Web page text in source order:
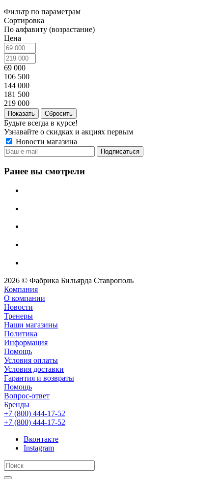
Фильтр по параметрам
Сортировка
По алфавиту (возрастание)
Цена
69 000
106 500
144 000
181 500
219 000
Сбросить
Будьте всегда в курсе!
Узнавайте о скидках и акциях первым
Новости магазина
Ранее вы смотрели
2026 © Фабрика Бильярда Ставрополь
Компания
О компании
Новости
Тренеры
Наши магазины
Политика
Информация
Помощь
Условия оплаты
Условия доставки
Гарантия и возвраты
Помощь
Вопрос-ответ
Бренды
+7 (800) 444-17-52
+7 (800) 444-17-52
Вконтакте
Instagram